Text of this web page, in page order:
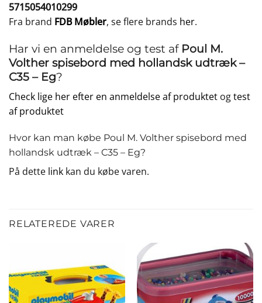
5715054010299
Fra brand FDB Møbler, se flere brands her.
Har vi en anmeldelse og test af Poul M.
Volther spisebord med hollandsk udtræk –
C35 – Eg?
Check lige her efter en anmeldelse af produktet ogtest
af produktet
Hvor kan man købe Poul M. Volther spisebord med
hollandsk udtræk – C35 – Eg?
På dette link kan du købe varen.
RELATEREDE VARER